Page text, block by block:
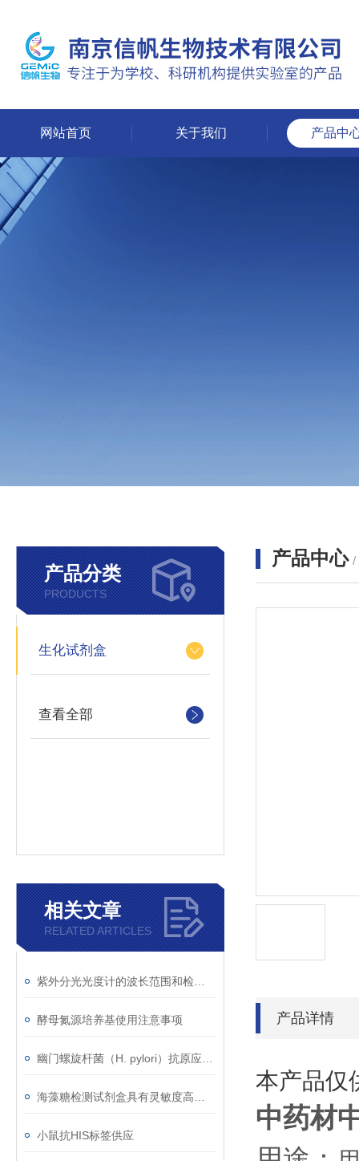
网站首页 关于我们 产品中
产品分类
PRODUCTS
生化试剂盒
查看全部
相关文章
RELATED ARTICLES
酵母氮源培养基使用注意事项
小鼠抗HIS标签供应
产品中心 /
产品详情
本产品仅
中药材